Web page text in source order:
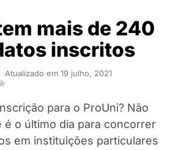
mais de 240
inscritos
Atualizado em 19 julho, 2021
para o ProUni? Não
é o último dia para concorrer
em instituições particulares